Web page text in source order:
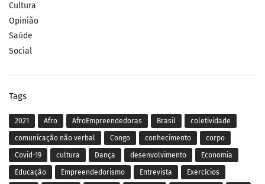
Cultura
Opinião
Saúde
Social
Tags
2021 Afro AfroEmpreendedoras Brasil coletividade
comunicação não verbal Congo conhecimento corpo
Covid-19 cultura Dança desenvolvimento Economia
Educação Empreendedorismo Entrevista Exercícios